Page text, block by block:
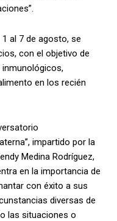
al 7 de agosto, se
con el objetivo de
en los recién
impartido por la
Medina Rodríguez,
en la importancia de
con éxito a sus
diversas de
las situaciones o